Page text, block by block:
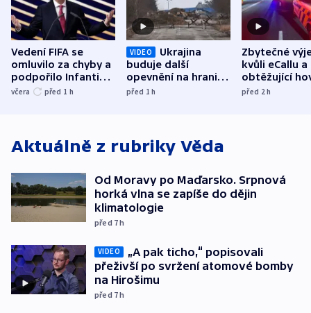
Vedení FIFA se
omluvilo za chyby a
podpořilo Infantina.
UEFA trvá na
včera před 1 h
VIDEO
Ukrajina
buduje další
opevnění na hranici
s Běloruskem
před 1h
Zbytečné
kvůli eCallu a
obtěžující
zdržují
před 2h
Aktuálně z rubriky Věda
Od Moravy po Maďarsko. Srpnová
horká vlna se zapíše do dějin
klimatologie
před 7h
VIDEO
„A pak ticho,“ popisovali
přeživší po svržení atomové bomby
na Hirošimu
před 7h